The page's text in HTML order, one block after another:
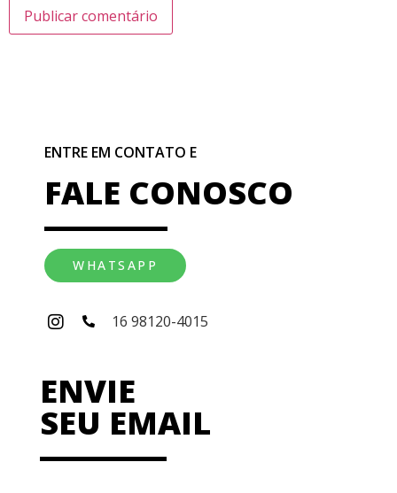
ENTRE EM CONTATO E
FALE CONOSCO
WHATSAPP
16 98120-4015
ENVIE
SEU EMAIL